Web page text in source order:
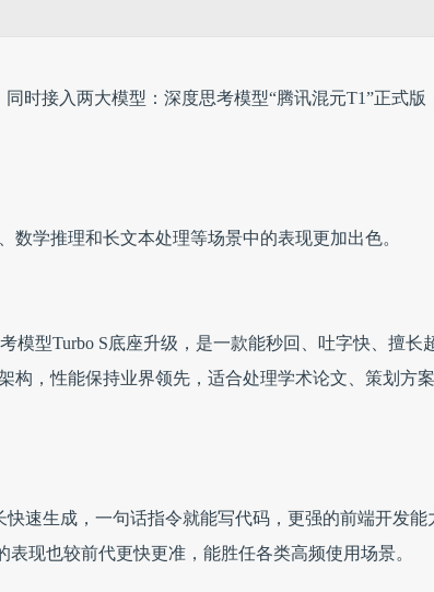
时接入两大模型：深度思考模型“腾讯混元T1”正式版
数学推理和长文本处理等场景中的表现更加出色。
模型Turbo S底座升级，是一款能秒回、吐字快、擅长
构，性能保持业界领先，适合处理学术论文、策划方
快速生成，一句话指令就能写代码，更强的前端开发能
现也较前代更快更准，能胜任各类高频使用场景。